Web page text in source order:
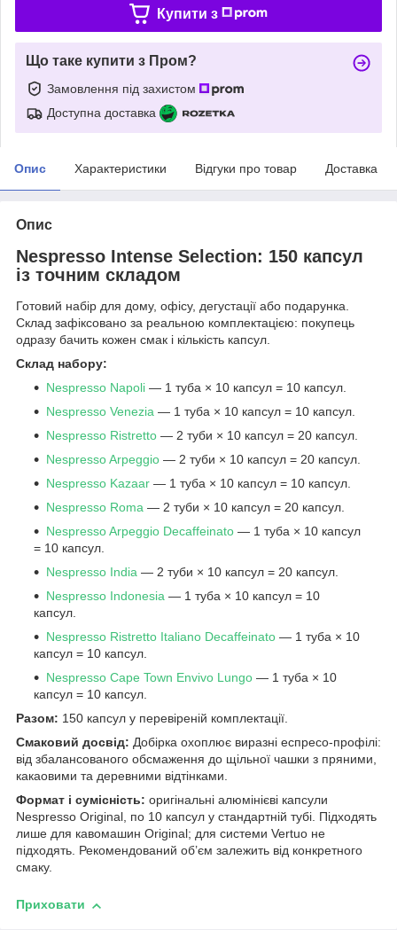
Купити з
Що таке купити з Пром?
Замовлення під захистом
Доступна доставка
Опис Характеристики Відгуки про товар Доставка
Опис
Nespresso Intense Selection: 150 капсул
із точним складом
Готовий набір для дому, офісу, дегустації або подарунка.
Склад зафіксовано за реальною комплектацією: покупець
одразу бачить кожен смак і кількість капсул.
Склад набору:
Nespresso Napoli — 1 туба × 10 капсул = 10 капсул.
Nespresso Venezia — 1 туба × 10 капсул = 10 капсул.
Nespresso Ristretto — 2 туби × 10 капсул = 20 капсул.
Nespresso Arpeggio — 2 туби × 10 капсул = 20 капсул.
Nespresso Kazaar — 1 туба × 10 капсул = 10 капсул.
Nespresso Roma — 2 туби × 10 капсул = 20 капсул.
Nespresso Arpeggio Decaffeinato — 1 туба × 10 капсул
= 10 капсул.
Nespresso India — 2 туби × 10 капсул = 20 капсул.
Nespresso Indonesia — 1 туба × 10 капсул = 10
капсул.
Nespresso Ristretto Italiano Decaffeinato — 1 туба × 10
капсул = 10 капсул.
Nespresso Cape Town Envivo Lungo — 1 туба × 10
капсул = 10 капсул.
Разом: 150 капсул у перевіреній комплектації.
Смаковий досвід: Добірка охоплює виразні еспресо-профілі:
від збалансованого обсмаження до щільної чашки з пряними,
какаовими та деревними відтінками.
Формат і сумісність: оригінальні алюмінієві капсули
Nespresso Original, по 10 капсул у стандартній тубі. Підходять
лише для кавомашин Original; для системи Vertuo не
підходять. Рекомендований об’єм залежить від конкретного
смаку.
Приховати